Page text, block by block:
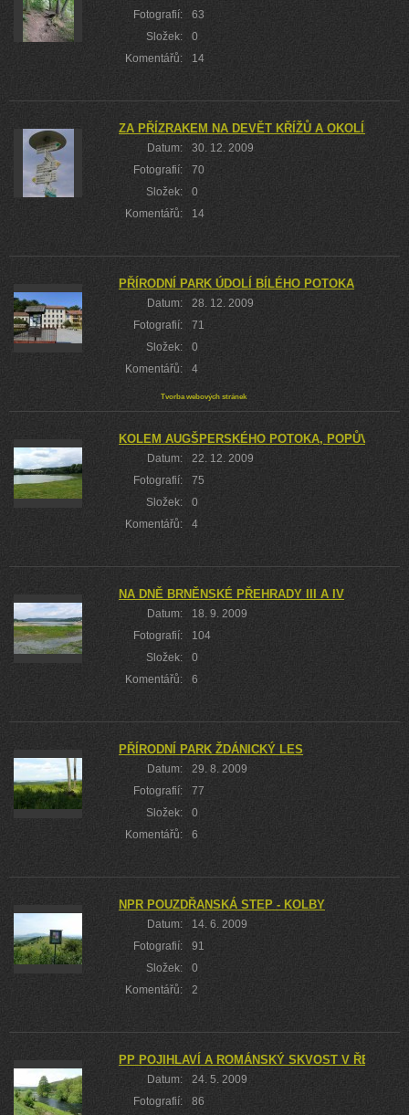
Fotografií:
63
Složek:
0
Komentářů:
14
ZA PŘÍZRAKEM NA DEVĚT KŘÍŽŮ A OKOLÍM
Datum:
30. 12. 2009
Fotografií:
70
Složek:
0
Komentářů:
14
PŘÍRODNÍ PARK ÚDOLÍ BÍLÉHO POTOKA
Datum:
28. 12. 2009
Fotografií:
71
Složek:
0
Komentářů:
4
KOLEM AUGŠPERSKÉHO POTOKA, POPŮVEK A
Datum:
22. 12. 2009
Fotografií:
75
Složek:
0
Komentářů:
4
NA DNĚ BRNĚNSKÉ PŘEHRADY III A IV
Datum:
18. 9. 2009
Fotografií:
104
Složek:
0
Komentářů:
6
PŘÍRODNÍ PARK ŽDÁNICKÝ LES
Datum:
29. 8. 2009
Fotografií:
77
Složek:
0
Komentářů:
6
NPR POUZDŘANSKÁ STEP - KOLBY
Datum:
14. 6. 2009
Fotografií:
91
Složek:
0
Komentářů:
2
PP POJIHLAVÍ A ROMÁNSKÝ SKVOST V
Datum:
24. 5. 2009
Fotografií:
86
Tvorba webových stránek